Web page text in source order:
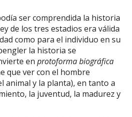
ser comprendida la historia
de los tres estadios era válida
como para el individuo en su
la historia se
enprotoforma biográfica
que ver con el hombre
animal y la planta), en tanto a
la juventud, la madurez y